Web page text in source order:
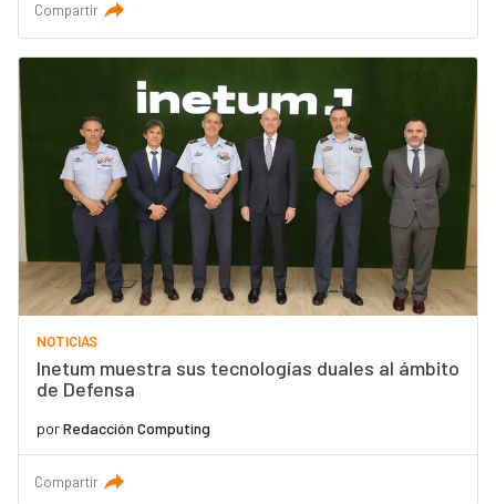
Compartir
NOTICIAS
Inetum muestra sus tecnologías duales al ámbito
de Defensa
porRedacción Computing
Compartir